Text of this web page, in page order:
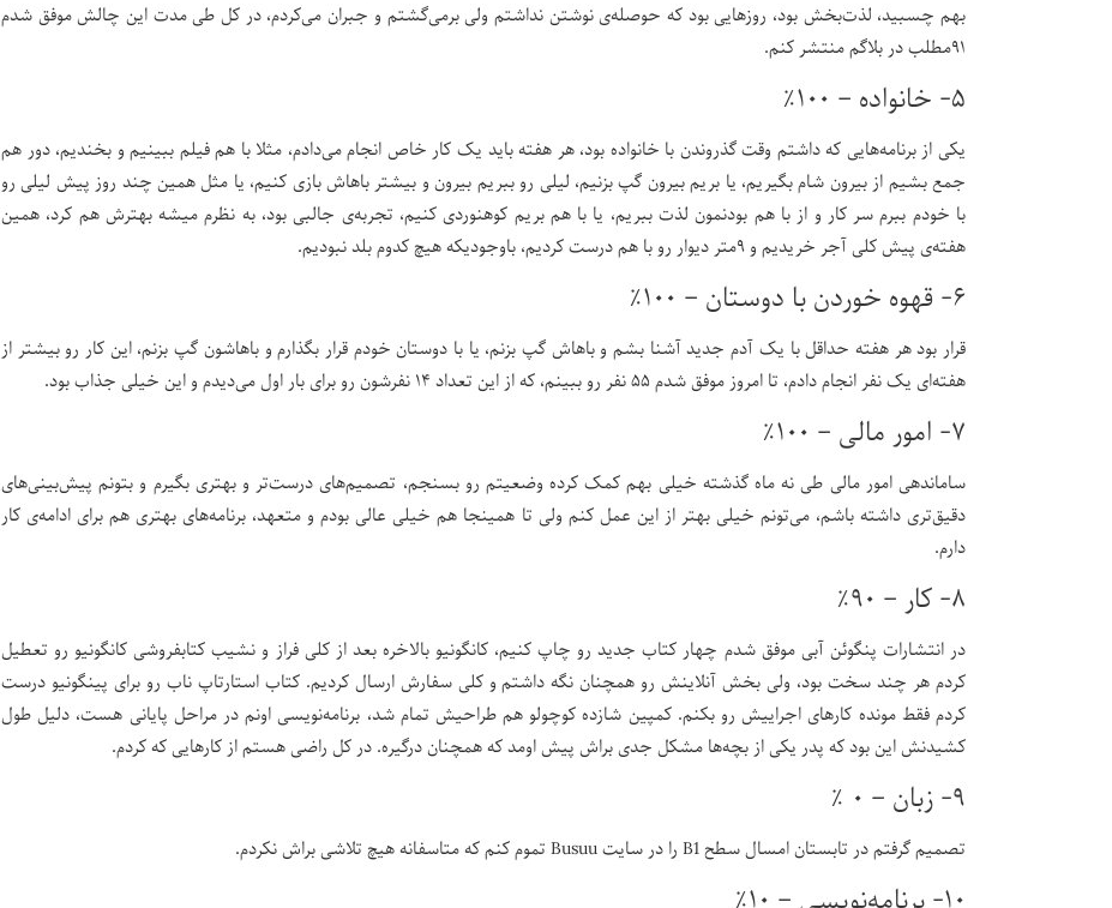
بهم چسبید، لذت‌بخش بود، روزهایی بود که حوصله‌ی نوشتن نداشتم ولی برمی‌گشتم و جبران می‌کردم، در کل طی مدت این چالش موفق شدم
۹۱مطلب در بلاگم منتشر کنم.
۵- خانواده – ۱۰۰٪
یکی از برنامه‌هایی که داشتم وقت گذروندن با خانواده بود، هر هفته باید یک کار خاص انجام می‌دادم، مثلا با هم فیلم ببینیم و بخندیم، دور هم
جمع بشیم از بیرون شام بگیریم، یا بریم بیرون گپ‌ بزنیم، لیلی رو ببریم بیرون و بیشتر باهاش بازی کنیم، یا مثل همین چند روز پیش لیلی رو
با خودم ببرم سر کار و از با هم بودنمون لذت ببریم، یا با هم بریم کوهنوردی کنیم، تجربه‌ی جالبی بود، به نظرم میشه بهترش هم کرد، همین
هفته‌ی پیش کلی آجر خریدیم و ۹متر دیوار رو با هم درست کردیم، باوجودیکه هیچ کدوم بلد نبودیم.
۶- قهوه خوردن با دوستان – ۱۰۰٪
قرار بود هر هفته حداقل با یک آدم جدید آشنا بشم و باهاش گپ بزنم، یا با دوستان خودم قرار بگذارم و باهاشون گپ بزنم، این کار رو بیشتر از
هفته‌ای یک نفر انجام دادم، تا امروز موفق شدم ۵۵ نفر رو ببینم، که از این تعداد ۱۴ نفرشون رو برای بار اول می‌دیدم و این خیلی جذاب بود.
۷- امور مالی – ۱۰۰٪
ساماندهی امور مالی طی نه ماه گذشته خیلی بهم کمک کرده وضعیتم رو بسنجم، تصمیم‌های درست‌تر و بهتری بگیرم و بتونم پیش‌بینی‌های
دقیق‌تری داشته باشم، می‌تونم خیلی بهتر از این عمل کنم ولی تا همینجا هم خیلی عالی بودم و متعهد، برنامه‌های بهتری هم برای ادامه‌ی کار
دارم.
۸- کار – ۹۰٪
در انتشارات پنگوئن آبی موفق شدم چهار کتاب جدید رو چاپ کنیم، کانگونیو بالاخره بعد از کلی فراز و نشیب کتابفروشی کانگونیو رو تعطیل
کردم هر چند سخت بود، ولی بخش آنلاینش رو همچنان نگه داشتم و کلی سفارش ارسال کردیم. کتاب استارتاپ ناب رو برای پینگونیو درست
کردم فقط مونده کارهای اجراییش رو بکنم. کمپین شازده کوچولو هم طراحیش تمام شد، برنامه‌نویسی اونم در مراحل پایانی هست، دلیل طول
کشیدنش این بود که پدر یکی از بچه‌ها مشکل جدی براش پیش اومد که همچنان درگیره. در کل راضی هستم از کارهایی که کردم.
۹- زبان – ۰ ٪
تصمیم گرفتم در تابستان امسال سطح B1 را در سایت Busuu تموم کنم که متاسفانه هیچ تلاشی براش نکردم.